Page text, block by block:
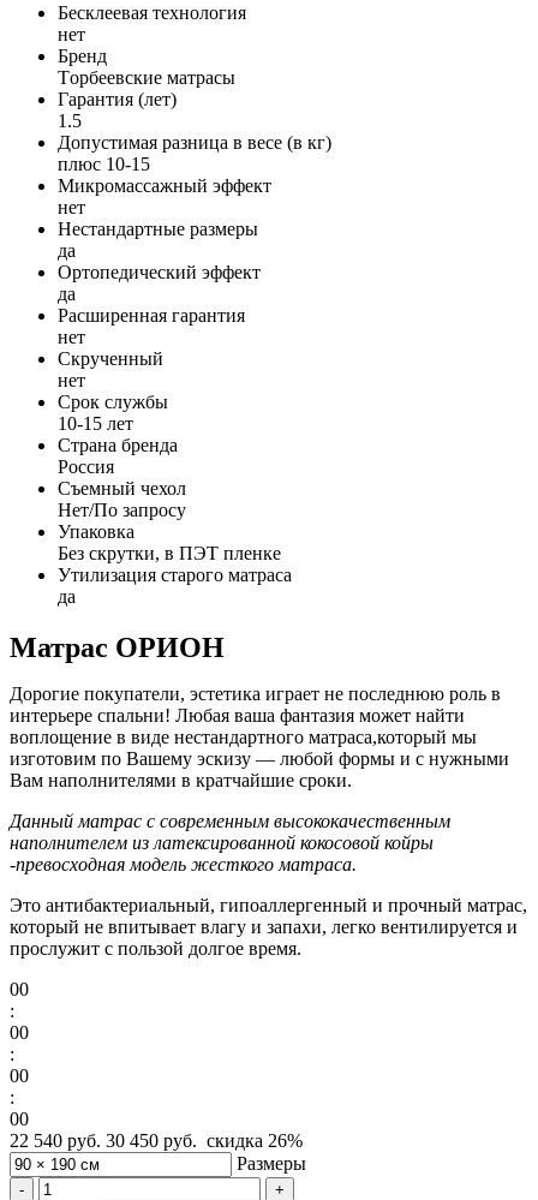
Бесклеевая технология
нет
Бренд
Tорбеевские матрасы
Гарантия (лет)
1.5
Допустимая разница в весе (в кг)
плюс 10-15
Микромассажный эффект
нет
Нестандартные размеры
да
Ортопедический эффект
да
Расширенная гарантия
нет
Скрученный
нет
Срок службы
10-15 лет
Страна бренда
Россия
Съемный чехол
Нет/По запросу
Упаковка
Без скрутки, в ПЭТ пленке
Утилизация старого матраса
да
Матрас ОРИОН
Дорогие покупатели, эстетика играет не последнюю роль в
интерьере спальни! Любая ваша фантазия может найти
воплощение в виде нестандартного матраса,который мы
изготовим по Вашему эскизу — любой формы и с нужными
Вам наполнителями в кратчайшие сроки.
Данный матрас с современным высококачественным
наполнителем из латексированной кокосовой койры
-превосходная модель жесткого матраса.
Это антибактериальный, гипоаллергенный и прочный матрас,
который не впитывает влагу и запахи, легко вентилируется и
прослужит с пользой долгое время.
00
:
00
:
00
:
00
22 540 руб. 30 450 руб. скидка 26%
Размеры
-
+